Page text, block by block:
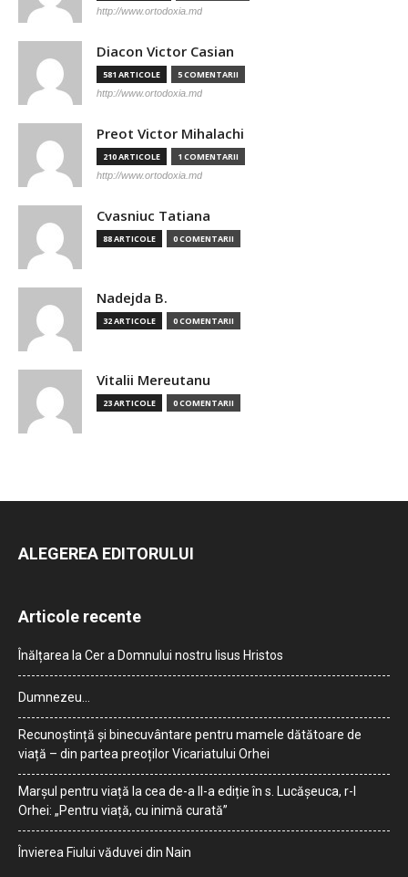
http://www.ortodoxia.md
Diacon Victor Casian
581 ARTICOLE 5 COMENTARII
http://www.ortodoxia.md
Preot Victor Mihalachi
210 ARTICOLE 1 COMENTARII
http://www.ortodoxia.md
Cvasniuc Tatiana
88 ARTICOLE 0 COMENTARII
Nadejda B.
32 ARTICOLE 0 COMENTARII
Vitalii Mereutanu
23 ARTICOLE 0 COMENTARII
ALEGEREA EDITORULUI
Articole recente
Înălțarea la Cer a Domnului nostru Iisus Hristos
Dumnezeu…
Recunoștință și binecuvântare pentru mamele dătătoare de
viață – din partea preoților Vicariatului Orhei
Marșul pentru viață la cea de-a II-a ediție în s. Lucășeuca, r-l
Orhei: „Pentru viață, cu inimă curată”
Învierea Fiului văduvei din Nain